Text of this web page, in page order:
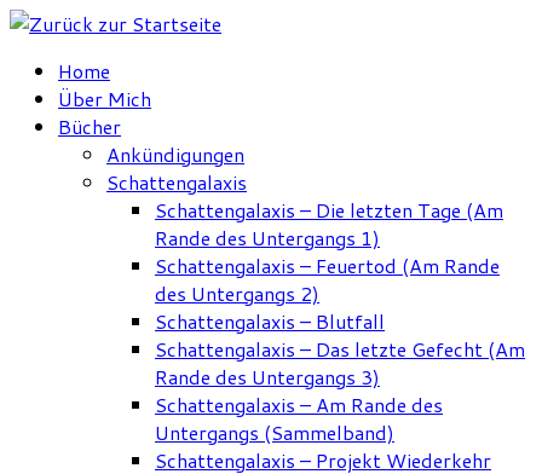
Zum
springenHome
Über Mich
Bücher
Ankündigungen
Schattengalaxis
Schattengalaxis – Die letzten Tage (Am
Rande des Untergangs 1)
Schattengalaxis – Feuertod (Am Rande
des Untergangs 2)
Schattengalaxis – Blutfall
Schattengalaxis – Das letzte Gefecht (Am
Rande des Untergangs 3)
Schattengalaxis – Am Rande des
Untergangs (Sammelband)
Schattengalaxis – Projekt Wiederkehr